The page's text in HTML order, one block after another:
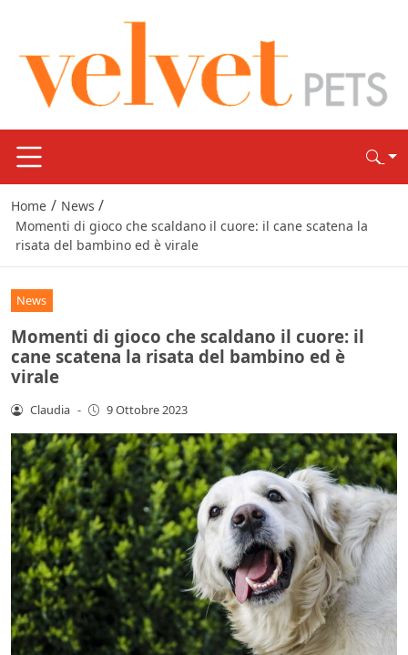
Home / News /
Momenti di gioco che scaldano il cuore: il cane scatena la
risata del bambino ed è virale
News
Momenti di gioco che scaldano il cuore: il
cane scatena la risata del bambino ed è
virale
Claudia - 9 Ottobre 2023